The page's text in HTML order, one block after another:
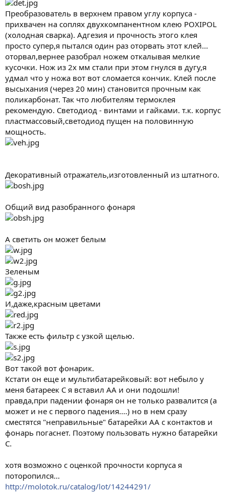
Преобразователь в верхнем правом углу корпуса -
прихвачен на соплях двухкомпанентном клею POXIPOL
(холодная сварка). Адгезия и прочность этого клея
просто супер,я пытался один раз оторвать этот клей...
оторвал,вернее разобрал ножем откалывая мелкие
кусочки. Нож из 2х мм стали при этом гнулся в дугу,я
удмал что у ножа вот вот сломается кончик. Клей после
высыхания (через 20 мин) становится прочным как
поликарбонат. Так что любителям термоклея
рекомендую. Светодиод - винтами и гайками. т.к. корпус
пластмассовый,светодиод пущен на половинную
мощность.
Декоративный отражатель,изготовленный из штатного.
Общий вид разобранного фонаря
А светить он может белым
Зеленым
И,даже,красным цветами
Также есть фильтр с узкой щелью.
Вот такой вот фонарик.
Кстати он еще и мультибатарейковый: вот небыло у
меня батареек С я вставил АА и они подошли!
правда,при падении фонаря он не только развалится (а
может и не с первого падения....) но в нем сразу
сместятся "неправильные" батарейки АА с контактов и
фонарь погаснет. Поэтому пользовать нужно батарейки
С.
хотя возможно с оценкой прочности корпуса я
поторопился...
http://molotok.ru/catalog/lot/14244291/